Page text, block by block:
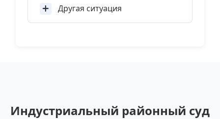
Другая ситуация
Индустриальный районный суд